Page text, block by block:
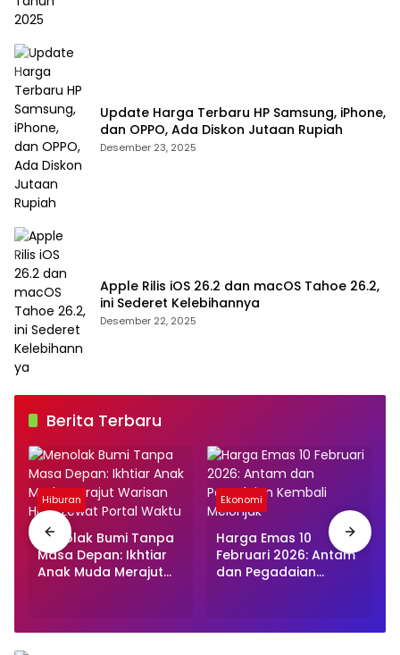
Update Harga Terbaru HP Samsung, iPhone,
dan OPPO, Ada Diskon Jutaan Rupiah
Desember 23, 2025
Apple Rilis iOS 26.2 dan macOS Tahoe 26.2,
ini Sederet Kelebihannya
Desember 22, 2025
Berita Terbaru
Hiburan
Menolak Bumi Tanpa
Masa Depan: Ikhtiar
Anak Muda Merajut
Ekonomi
Harga Emas 10
Februari 2026: Antam
dan Pegadaian